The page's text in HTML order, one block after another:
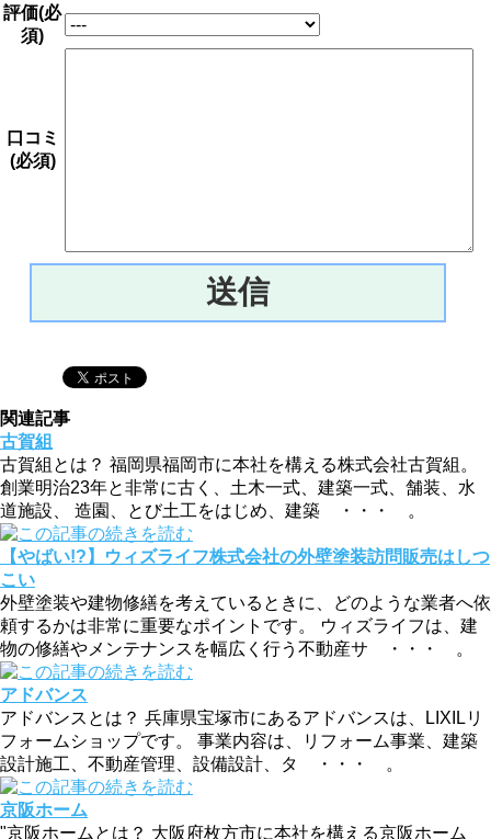
評価(必
須)
口コミ
(必須)
関連記事
古賀組
古賀組とは？ 福岡県福岡市に本社を構える株式会社古賀組。
創業明治23年と非常に古く、土木一式、建築一式、舗装、水
道施設、 造園、とび土工をはじめ、建築 ・・・ 。
‎【やばい!?】ウィズライフ株式会社の外壁塗装訪問販売はしつ
こい
外壁塗装や建物修繕を考えているときに、どのような業者へ依
頼するかは非常に重要なポイントです。 ウィズライフは、建
物の修繕やメンテナンスを幅広く行う不動産サ ・・・ 。
アドバンス
アドバンスとは？ 兵庫県宝塚市にあるアドバンスは、LIXILリ
フォームショップです。 事業内容は、リフォーム事業、建築
設計施工、不動産管理、設備設計、タ ・・・ 。
京阪ホーム
"京阪ホームとは？ 大阪府枚方市に本社を構える京阪ホーム